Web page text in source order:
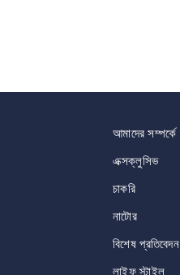
আমাদের সম্পর্কে
এক্সক্লুসিভ
চাকরি
নাটোর
বিশেষ প্রতিবেদন
লাইফ স্টাইল